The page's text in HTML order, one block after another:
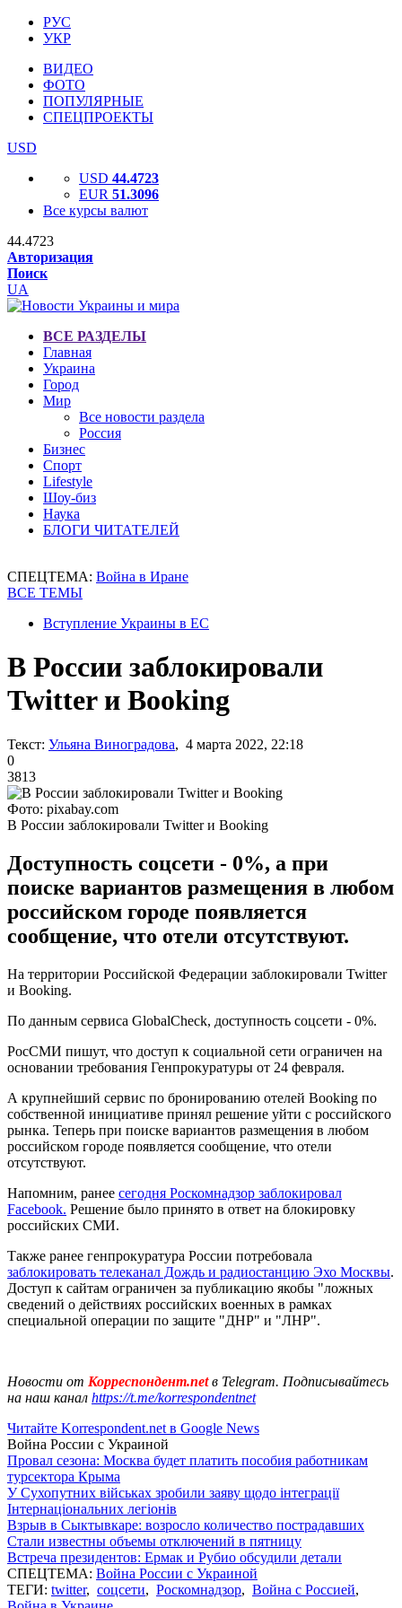
РУС
УКР
ВИДЕО
ФОТО
ПОПУЛЯРНЫЕ
СПЕЦПРОЕКТЫ
USD
USD 44.4723
EUR 51.3096
Все курсы валют
44.4723
Авторизация
Поиск
UA
ВСЕ РАЗДЕЛЫ
Главная
Украина
Город
Мир
Все новости раздела
Россия
Бизнес
Спорт
Lifestyle
Шоу-биз
Наука
БЛОГИ ЧИТАТЕЛЕЙ
СПЕЦТЕМА: Война в Иране
ВСЕ ТЕМЫ
Вступление Украины в ЕС
В России заблокировали
Twitter и Booking
Текст: Ульяна Виноградова, 4 марта 2022, 22:18
0
3813
Фото: pixabay.com
В России заблокировали Twitter и Booking
Доступность соцсети - 0%, а при
поиске вариантов размещения в любом
российском городе появляется
сообщение, что отели отсутствуют.
На территории Российской Федерации заблокировали Twitter
и Booking.
По данным сервиса GlobalCheck, доступность соцсети - 0%.
РосСМИ пишут, что доступ к социальной сети ограничен на
основании требования Генпрокуратуры от 24 февраля.
А крупнейший сервис по бронированию отелей Booking по
собственной инициативе принял решение уйти с российского
рынка. Теперь при поиске вариантов размещения в любом
российском городе появляется сообщение, что отели
отсутствуют.
Напомним, ранее сегодня Роскомнадзор заблокировал
Facebook. Решение было принято в ответ на блокировку
российских СМИ.
Также ранее генпрокуратура России потребовала
заблокировать телеканал Дождь и радиостанцию Эхо Москвы.
Доступ к сайтам ограничен за публикацию якобы "ложных
сведений о действиях российских военных в рамках
специальной операции по защите "ДНР" и "ЛНР".
Новости от Корреспондент.netв Telegram. Подписывайтесь
на наш канал https://t.me/korrespondentnet
Читайте Korrespondent.net в Google News
Война России с Украиной
Провал сезона: Москва будет платить пособия работникам
турсектора Крыма
У Сухопутних військах зробили заяву щодо інтеграції
Інтернаціональних легіонів
Взрыв в Сыктывкаре: возросло количество пострадавших
Стали известны объемы отключений в пятницу
Встреча президентов: Ермак и Рубио обсудили детали
СПЕЦТЕМА: Война России с Украиной
ТЕГИ: twitter, соцсети, Роскомнадзор, Война с Россией,